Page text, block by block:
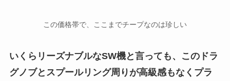
この価格帯で、ここまでチープなのは珍しい
いくらリーズナブルなSW機と言っても、このドラ
グノブとスプールリング周りが高級感もなくプラ